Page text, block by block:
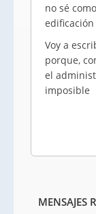
no sé
Voy a
porque,
el
imposible
MENSAJES